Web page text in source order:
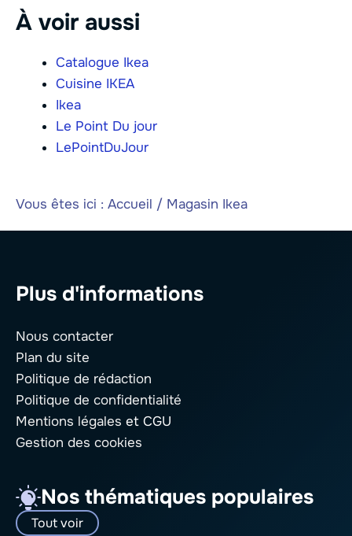
À voir aussi
Catalogue Ikea
Cuisine IKEA
Ikea
Le Point Du jour
LePointDuJour
Vous êtes ici : Accueil / Magasin Ikea
Plus d'informations
Nous contacter
Plan du site
Politique de rédaction
Politique de confidentialité
Mentions légales et CGU
Gestion des cookies
Nos thématiques populaires
Tout voir